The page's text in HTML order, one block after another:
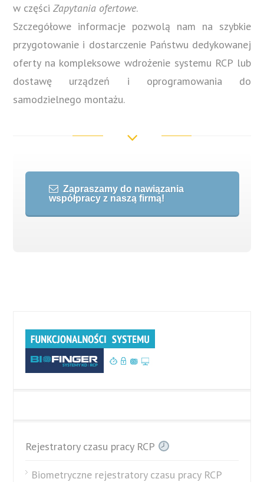
w częściZapytania ofertowe.
Szczegółowe informacje pozwolą nam na szybkie
przygotowanie i dostarczenie Państwu dedykowanej
oferty na kompleksowe wdrożenie systemu RCP lub
dostawę urządzeń i oprogramowania do
samodzielnego montażu.
Zapraszamy do nawiązania
współpracy z naszą firmą!
Rejestratory czasu pracy RCP
Biometryczne rejestratory czasu pracy RCP